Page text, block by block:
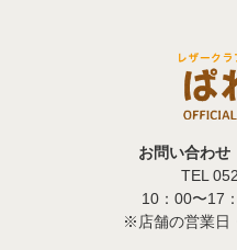
お問い合わせ
TEL
10：00〜17
※店舗の営業日